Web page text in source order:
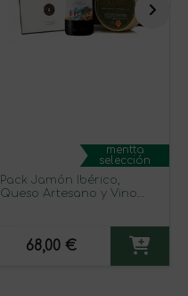
mentta
selección
Pack Jamón Ibérico,
Queso Artesano y Vino
68,00 €